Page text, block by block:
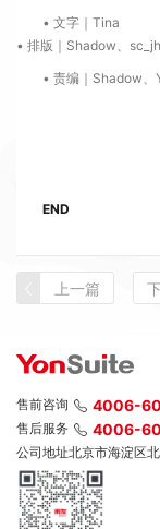
• 文字｜Tina
• 排版｜Shadow、sc_jh
• 责编｜Shadow、
END
上一篇
售前咨询 4006-
售后服务 4006-
公司地址北京市海淀区